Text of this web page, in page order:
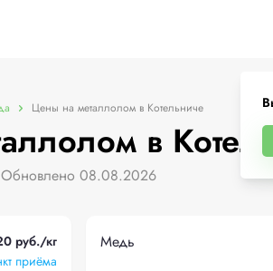
Цены на металлолом в Котельниче
в
Обновлено 08.08.2026
руб./кг
приёма
Медь